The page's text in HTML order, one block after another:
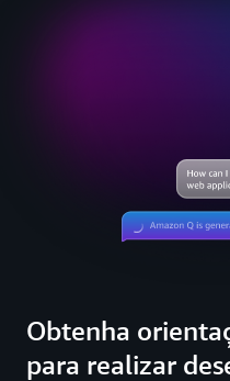
Obtenha
para realizar